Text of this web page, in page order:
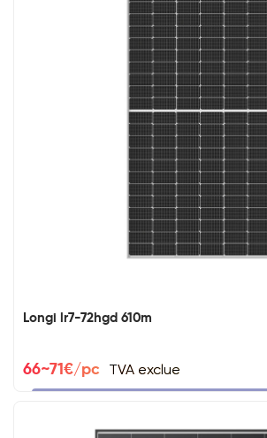
Longi lr7-72hgd 610m
66~71€/pc TVA exclue